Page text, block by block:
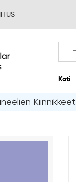
TOIMITUS
Kiinnikkeet